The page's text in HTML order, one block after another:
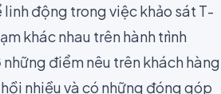
động trong việc khảo sát T-
khác nhau trên hành trình
điểm nêu trên khách hàng
nhiều và có những đóng góp